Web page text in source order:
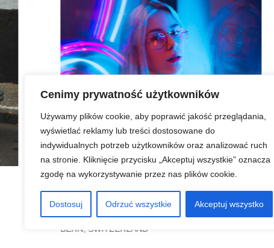
Cenimy prywatność użytkowników
Używamy plików cookie, aby poprawić jakość przeglądania,
wyświetlać reklamy lub treści dostosowane do
indywidualnych potrzeb użytkowników oraz analizować ruch
na stronie. Kliknięcie przycisku „Akceptuj wszystkie” oznacza
zgodę na wykorzystywanie przez nas plików cookie.
Dostosuj Odrzuć wszystkie Akceptuj wszystko
CASINO THEATRE